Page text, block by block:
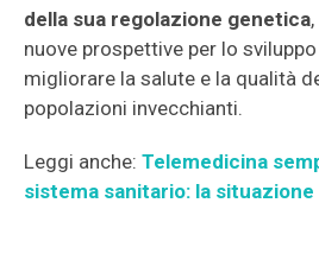
della sua regolazione genetica
nuove prospettive per lo
migliorare la salute e la qualità
popolazioni invecchianti.
Leggi anche: Telemedicina
sistema sanitario: la situazione